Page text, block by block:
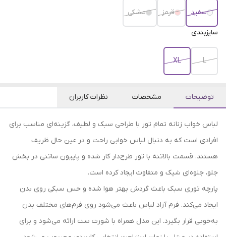
سفید قرمز مشکی
سایزبندی
L
XL
توضیحات مشخصات نظرات کاربران
لباس خواب زنانه تمام تور با طراحی سبک و لطیف، گزینه‌ای مناسب برای
افرادی است که به دنبال لباس خوابی راحت و در عین حال ظریف
هستند. قسمت بالاتنه با تور طرح‌دار کار شده و پاپیون ساتنی در بخش
جلو، جلوه‌ای شیک و متفاوت ایجاد کرده است.
پارچه توری سبک باعث گردش بهتر هوا شده و حس سبکی روی بدن
ایجاد می‌کند. فرم آزاد لباس باعث می‌شود روی فرم‌های مختلف بدن
به‌خوبی قرار بگیرد. این مدل همراه با شورت ست ارائه می‌شود و برای